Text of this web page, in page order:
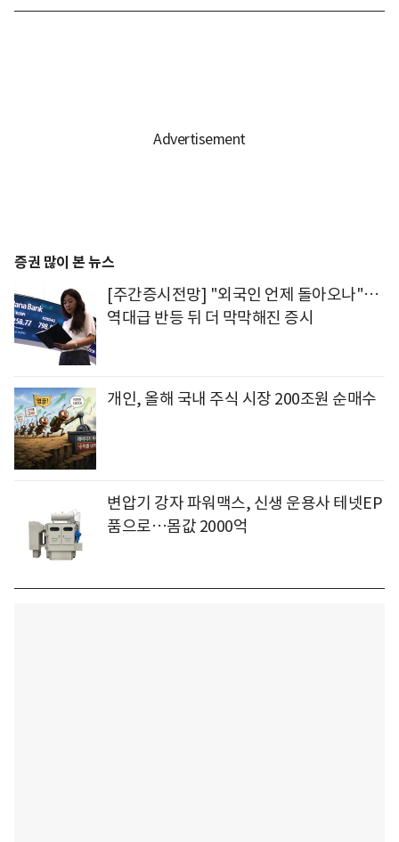
증권 많이 본 뉴스
[주간증시전망] "외국인 언제 돌아오나"…
역대급 반등 뒤 더 막막해진 증시
개인, 올해 국내 주식 시장 200조원 순매수
변압기 강자 파워맥스, 신생 운용사 테넷EP
품으로…몸값 2000억